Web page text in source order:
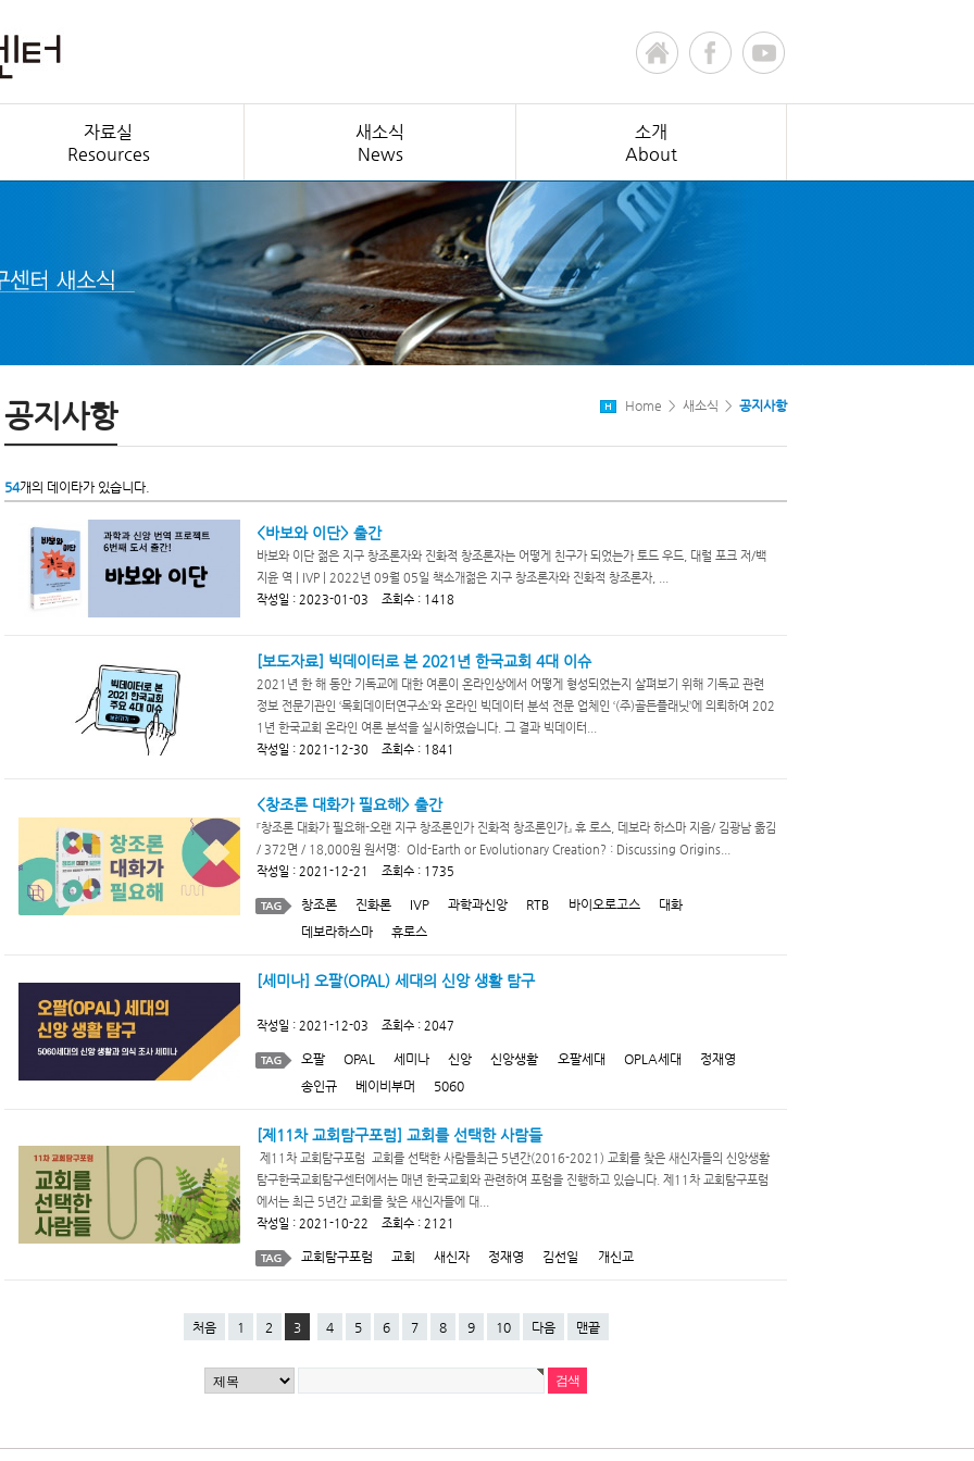
자료실
Resources
새소식
News
소개
About
공지사항 Home > 새소식 > 공지사항
54개의 데이타가 있습니다.
<바보와 이단> 출간
바보와 이단 젊은 지구 창조론자와 진화적 창조론자는 어떻게 친구가 되었는가 토드 우드, 대럴 포크 저/백
지윤 역 | IVP | 2022년 09월 05일 책소개젊은 지구 창조론자와 진화적 창조론자, ...
작성일 : 2023-01-03 조회수 : 1418
[보도자료] 빅데이터로 본 2021년 한국교회 4대 이슈
2021년 한 해 동안 기독교에 대한 여론이 온라인상에서 어떻게 형성되었는지 살펴보기 위해 기독교 관련
정보 전문기관인 ‘목회데이터연구소’와 온라인 빅데이터 분석 전문 업체인 ‘(주)골든플래닛’에 의뢰하여 202
1년 한국교회 온라인 여론 분석을 실시하였습니다. 그 결과 빅데이터...
작성일 : 2021-12-30 조회수 : 1841
<창조론 대화가 필요해> 출간
『창조론 대화가 필요해-오랜 지구 창조론인가 진화적 창조론인가』 휴 로스, 데보라 하스마 지음/ 김광남 옮김
/ 372면 / 18,000원 원서명: Old-Earth or Evolutionary Creation? : Discussing Origins...
작성일 : 2021-12-21 조회수 : 1735
창조론 진화론 IVP 과학과신앙 RTB 바이오로고스
대화
데보라하스마
휴로스
[세미나] 오팔(OPAL) 세대의 신앙 생활 탐구
작성일 : 2021-12-03 조회수 : 2047
오팔 OPAL 세미나 신앙 신앙생활 오팔세대 OPLA세대
정재영
송인규
베이비부머 5060
[제11차 교회탐구포럼] 교회를 선택한 사람들
제11차 교회탐구포럼 교회를 선택한 사람들최근 5년간(2016-2021) 교회를 찾은 새신자들의 신앙생활
탐구한국교회탐구센터에서는 매년 한국교회와 관련하여 포럼을 진행하고 있습니다. 제11차 교회탐구포럼
에서는 최근 5년간 교회를 찾은 새신자들에 대...
작성일 : 2021-10-22 조회수 : 2121
교회탐구포럼 교회 새신자 정재영 김선일 개신교
처음 1 2 3 4 5 6 7 8 9 10 다음 맨끝